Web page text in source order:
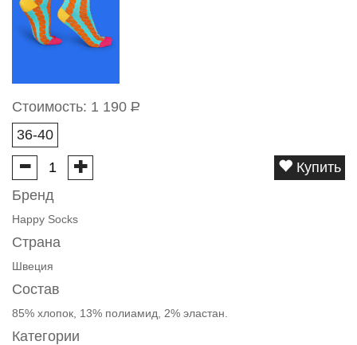
Стоимость: 1 190 Р
36-40
Купить
Бренд
Happy Socks
Страна
Швеция
Состав
85% хлопок, 13% полиамид, 2% эластан.
Категории